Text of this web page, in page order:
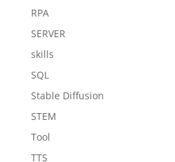
RPA
SERVER
skills
SQL
Stable Diffusion
STEM
Tool
TTS